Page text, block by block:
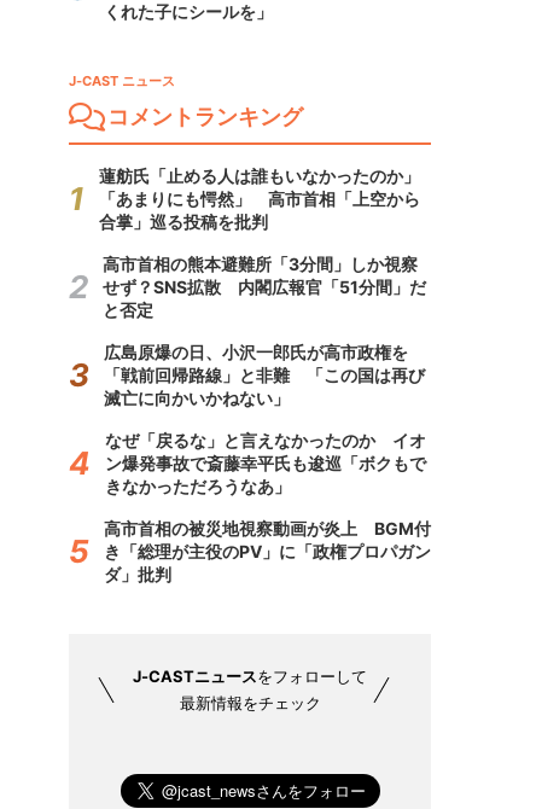
くれた子にシールを」
J-CAST ニュース
コメントランキング
蓮舫氏「止める人は誰もいなかったのか」
「あまりにも愕然」 高市首相「上空から
合掌」巡る投稿を批判
高市首相の熊本避難所「3分間」しか視察
せず？SNS拡散 内閣広報官「51分間」だ
と否定
広島原爆の日、小沢一郎氏が高市政権を
「戦前回帰路線」と非難 「この国は再び
滅亡に向かいかねない」
なぜ「戻るな」と言えなかったのか イオ
ン爆発事故で斎藤幸平氏も逡巡「ボクもで
きなかっただろうなあ」
高市首相の被災地視察動画が炎上 BGM付
き「総理が主役のPV」に「政権プロパガン
ダ」批判
J-CASTニュースをフォローして
最新情報をチェック